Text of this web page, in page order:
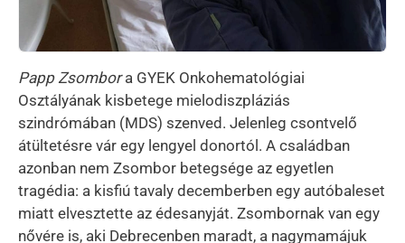
Papp Zsombora GYEK Onkohematológiai
Osztályának kisbetege mielodiszpláziás
szindrómában (MDS) szenved. Jelenleg csontvelő
átültetésre vár egy lengyel donortól. A családban
azonban nem Zsombor betegsége az egyetlen
tragédia: a kisfiú tavaly decemberben egy autóbaleset
miatt elvesztette az édesanyját. Zsombornak van egy
nővére is, aki Debrecenben maradt, a nagymamájuk